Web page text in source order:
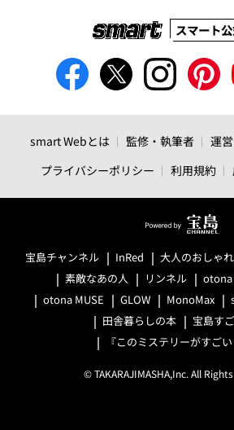
スマート
smart Webとは 監修・執筆者 運
プライバシーポリシー
利用規約
宝島チャンネル InRed 大人のおしゃ
素敵なあの人
リンネル otona
otona MUSE
GLOW MonoMax
田舎暮らしの本
宝島す
『このミステリーがすご
© TAKARAJIMASHA,Inc. All